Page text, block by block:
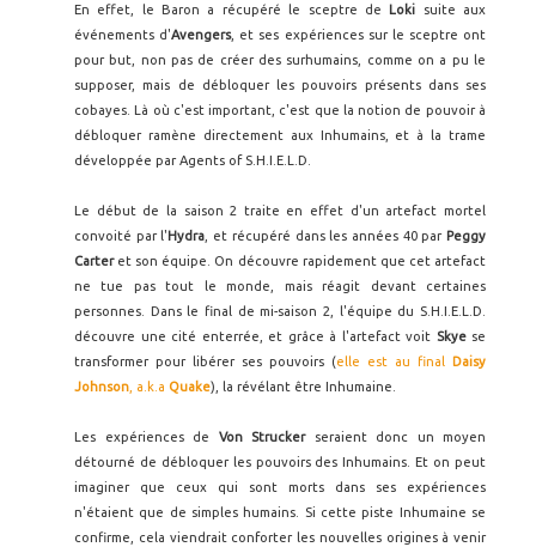
En effet, le Baron a récupéré le sceptre de Loki suite aux
événements d'Avengers, et ses expériences sur le sceptre ont
pour but, non pas de créer des surhumains, comme on a pu le
supposer, mais de débloquer les pouvoirs présents dans ses
cobayes. Là où c'est important, c'est que la notion de pouvoir à
débloquer ramène directement aux Inhumains, et à la trame
développée par Agents of S.H.I.E.L.D.
Le début de la saison 2 traite en effet d'un artefact mortel
convoité par l' Hydra , et récupéré dans les années 40 par Peggy
Carter et son équipe. On découvre rapidement que cet artefact
ne tue pas tout le monde, mais réagit devant certaines
personnes. Dans le final de mi-saison 2, l'équipe du S.H.I.E.L.D.
découvre une cité enterrée, et grâce à l'artefact voit Skye se
transformer pour libérer ses pouvoirs (elle est au final
Daisy
Johnson , a.k.a Quake), la révélant être Inhumaine.
Les expériences de Von Struckerseraient donc un moyen
détourné de débloquer les pouvoirs des Inhumains. Et on peut
imaginer que ceux qui sont morts dans ses expériences
n'étaient que de simples humains. Si cette piste Inhumaine se
confirme, cela viendrait conforter les nouvelles origines à venir